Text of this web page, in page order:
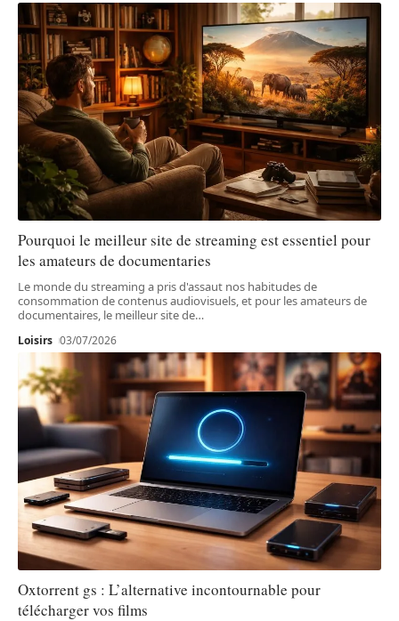
Pourquoi le meilleur site de streaming est essentiel pour
les amateurs de documentaries
Le monde du streaming a pris d'assaut nos habitudes de
consommation de contenus audiovisuels, et pour les amateurs de
documentaires, le meilleur site de…
Loisirs 03/07/2026
Oxtorrent gs : L’alternative incontournable pour
télécharger vos films